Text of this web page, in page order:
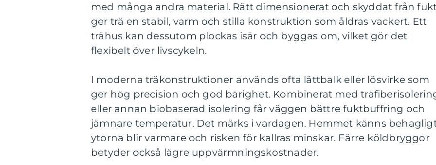
med många andra material. Rätt dimensionerat och skyddat från
ger trä en stabil, varm och stilla konstruktion som åldras vackert. Ett
trähus kan dessutom plockas isär och byggas om, vilket gör det
flexibelt över livscykeln.
I moderna träkonstruktioner används ofta lättbalk eller lösvirke som
ger hög precision och god bärighet. Kombinerat med
eller annan biobaserad isolering får väggen bättre fuktbuffring och
jämnare temperatur. Det märks i vardagen. Hemmet känns
ytorna blir varmare och risken för kallras minskar. Färre köldbryggor
betyder också lägre uppvärmningskostnader.